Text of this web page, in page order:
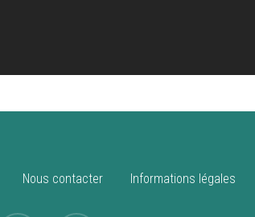
Nous contacter Informations légales